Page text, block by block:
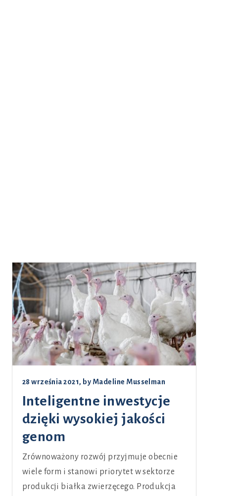
28 września 2021, by Madeline Musselman
Inteligentne inwestycje
dzięki wysokiej jakości
genom
Zrównoważony rozwój przyjmuje obecnie
wiele form i stanowi priorytet w sektorze
produkcji białka zwierzęcego. Produkcja